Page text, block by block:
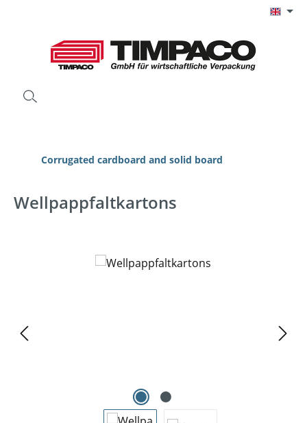
Corrugated cardboard and solid board
Wellpappfaltkartons
Skip image gallery